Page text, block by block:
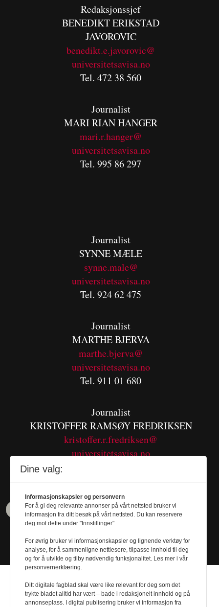
Redaksjonssjef
BENEDIKTERIKSTAD
JAVOROVIC
benedikt.e.javorovic@
universitetsavisa.no
Tel. 472 38 560
Journalist
MARI RIAN HANGER
mari.r.hanger@
universitetsavisa.no
Tel. 995 86 297
Journalist
SYNNE MÆLE
synne.male@
universitetsavisa.no
Tel. 924 62 475
Journalist
MARTHE BJERVA
marthe.bjerva@
universitetsavisa.no
Tel. 911 01 680
Journalist
KRISTOFFER RAMSØY FREDRIKSEN
kristoffer.r.fredriksen@
universitetsavisa.no
Dine valg:
Informasjonskapsler og personvern
For å gi deg relevante annonser på vårt nettsted bruker vi
informasjon fra ditt besøk på vårt nettsted. Du kan reservere
deg mot dette under "Innstillinger".
For øvrig bruker vi informasjonskapsler og lignende verktøy for
analyse, for å sammenligne nettlesere, tilpasse innhold til deg
og for å utvikle og tilby nødvendig funksjonalitet. Les mer i vår
personvernerklæring.
Ditt digitale fagblad skal være like relevant for deg som det
trykte bladet alltid har vært – bade i redaksjonelt innhold og på
annonseplass. I digital publisering bruker vi informasjon fra